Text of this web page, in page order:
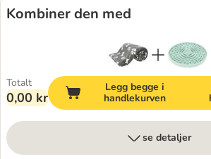
Kombiner den med
Totalt
0,00 kr
Legg begge i
handlekurven
se detaljer